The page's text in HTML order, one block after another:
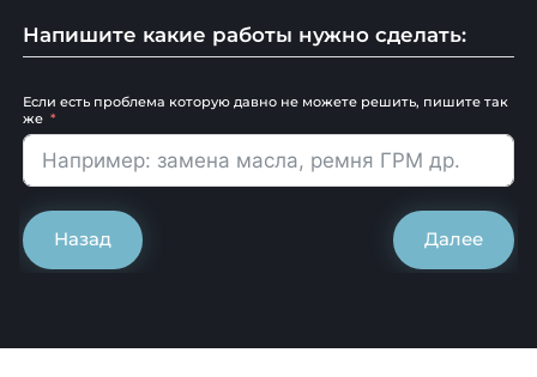
Напишите какие работы нужно сделать:
Если есть проблема которую давно не можете решить, пишите так
же
Назад Далее